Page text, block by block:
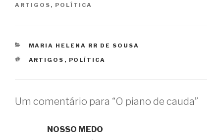
ARTIGOS , POLÍTICA
CATEGORIAS
MARIA HELENA RR DE SOUSA
TAGS
ARTIGOS , POLÍTICA
Um comentário para “O piano de cauda”
NOSSO MEDO